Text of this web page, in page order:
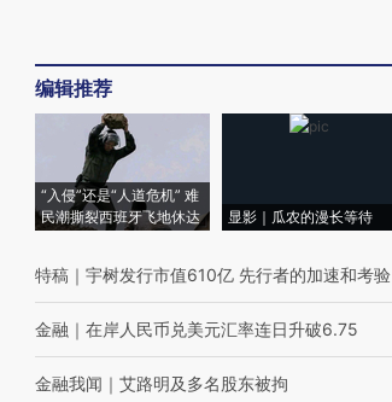
编辑推荐
“入侵”还是“人道危机” 难
民潮撕裂西班牙飞地休达
显影｜瓜农的漫长等待
特稿 ｜ 宇树发行市值610亿 先行者的加速和考验
金融 ｜ 在岸人民币兑美元汇率连日升破6.75
金融我闻 ｜ 艾路明及多名股东被拘